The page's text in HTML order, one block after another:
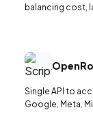
balancing cost,
Single API to
Google, Meta,